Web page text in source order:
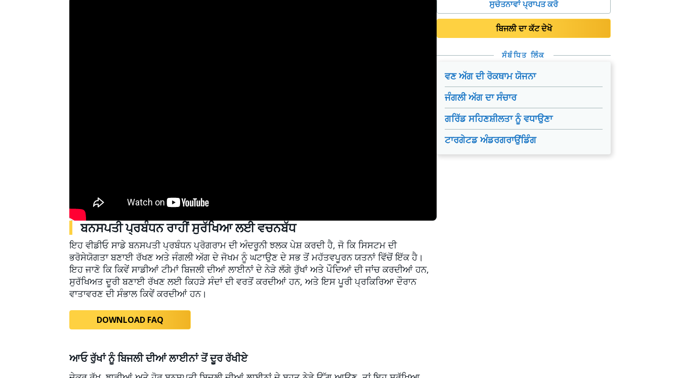
ਬਨਸਪਤੀ ਪ੍ਰਬੰਧਨ ਰਾਹੀਂ ਸੁਰੱਖਿਆ ਲਈ ਵਚਨਬੱਧ
ਇਹ ਵੀਡੀਓ ਸਾਡੇ ਬਨਸਪਤੀ ਪ੍ਰਬੰਧਨ ਪ੍ਰੋਗਰਾਮ ਦੀ ਅੰਦਰੂਨੀ ਝਲਕ ਪੇਸ਼ ਕਰਦੀ ਹੈ, ਜੋ ਕਿ ਸਿਸਟਮ ਦੀ
ਭਰੋਸੇਯੋਗਤਾ ਬਣਾਈ ਰੱਖਣ ਅਤੇ ਜੰਗਲੀ ਅੱਗ ਦੇ ਜੋਖਮ ਨੂੰ ਘਟਾਉਣ ਦੇ ਸਭ ਤੋਂ ਮਹੱਤਵਪੂਰਨ ਯਤਨਾਂ ਵਿੱਚੋਂ ਇੱਕ ਹੈ।
ਇਹ ਜਾਣੋ ਕਿ ਕਿਵੇਂ ਸਾਡੀਆਂ ਟੀਮਾਂ ਬਿਜਲੀ ਦੀਆਂ ਲਾਈਨਾਂ ਦੇ ਨੇੜੇ ਲੱਗੇ ਰੁੱਖਾਂ ਅਤੇ ਪੌਦਿਆਂ ਦੀ ਜਾਂਚ ਕਰਦੀਆਂ ਹਨ,
ਸੁਰੱਖਿਅਤ ਦੂਰੀ ਬਣਾਈ ਰੱਖਣ ਲਈ ਕਿਹੜੇ ਸੰਦਾਂ ਦੀ ਵਰਤੋਂ ਕਰਦੀਆਂ ਹਨ, ਅਤੇ ਇਸ ਪੂਰੀ ਪ੍ਰਕਿਰਿਆ ਦੌਰਾਨ
ਵਾਤਾਵਰਣ ਦੀ ਸੰਭਾਲ ਕਿਵੇਂ ਕਰਦੀਆਂ ਹਨ।
DOWNLOAD FAQ
ਆਓ ਰੁੱਖਾਂ ਨੂੰ ਬਿਜਲੀ ਦੀਆਂ ਲਾਈਨਾਂ ਤੋਂ ਦੂਰ ਰੱਖੀਏ
ਸੁਚੇਤਨਾਵਾਂ ਪ੍ਰਾਪਤ ਕਰੋ
ਬਿਜਲੀ ਦਾ ਕੱਟ ਦੇਖੋ
ਸੰਬੰਧਿਤ ਲਿੰਕ
ਵਣ ਅੱਗ ਦੀ ਰੋਕਥਾਮ ਯੋਜਨਾ
ਜੰਗਲੀ ਅੱਗ ਦਾ ਸੰਚਾਰ
ਗਰਿੱਡ ਸਹਿਣਸ਼ੀਲਤਾ ਨੂੰ ਵਧਾਉਣਾ
ਟਾਰਗੇਟਡ ਅੰਡਰਗਰਾਉਂਡਿੰਗ